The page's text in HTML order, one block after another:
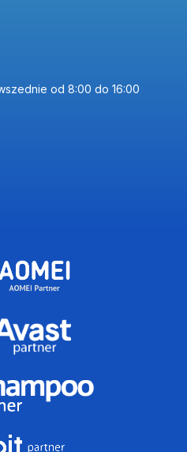
od 8:00 do 16:00